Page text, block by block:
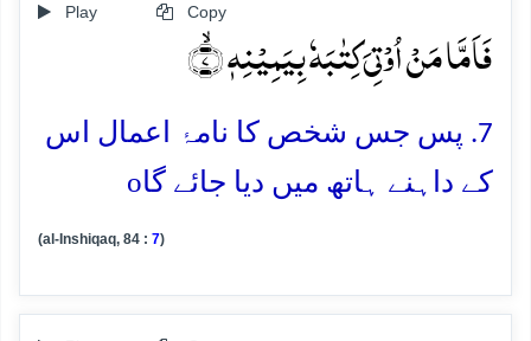
Play Copy
فَاَمَّا مَنۡ اُوۡتِیَ کِتٰبَہٗ بِیَمِیۡنِہٖ ۙ﴿۷﴾
7. پس جس شخص کا نامۂ اعمال اس
کے داہنے ہاتھ میں دیا جائے گاo
(al-Inshiqaq, 84 : 7)